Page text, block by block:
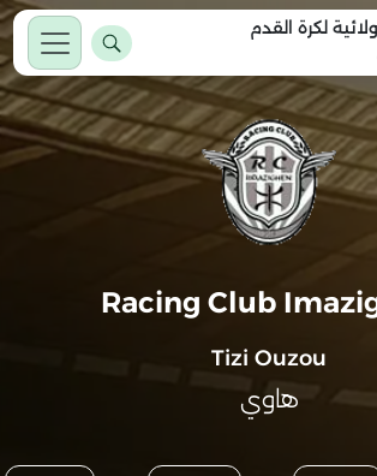
لكرة القدم
Racing Club
Tizi Ouzou
هاوي